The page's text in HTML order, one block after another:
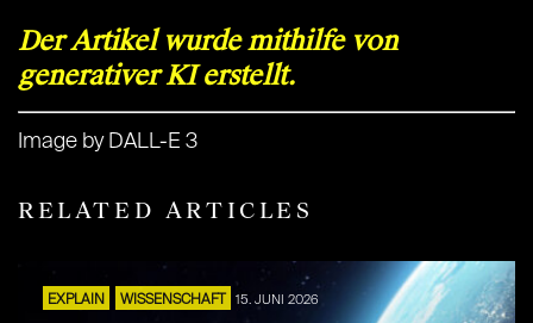
Der Artikel wurde mithilfe von
generativer KI erstellt.
Image by DALL-E 3
RELATED ARTICLES
EXPLAIN WISSENSCHAFT 15. JUNI 2026